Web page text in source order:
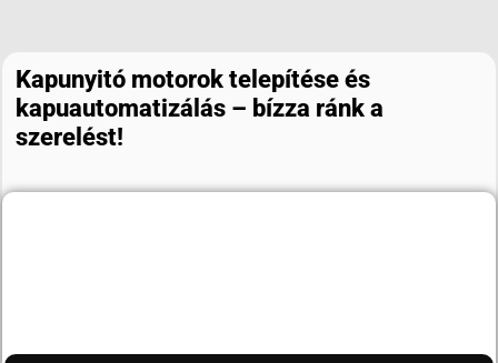
Kapunyitó motorok telepítése és
kapuautomatizálás – bízza ránk a
szerelést!